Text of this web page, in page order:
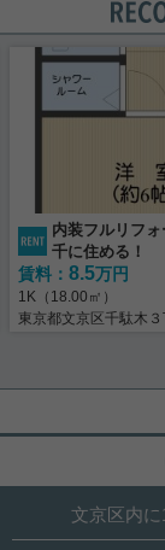
内装フルリフ
千に住める！
賃料： 8.5万円
1K（18.00㎡）
東京都文京区千駄木３
文京区内